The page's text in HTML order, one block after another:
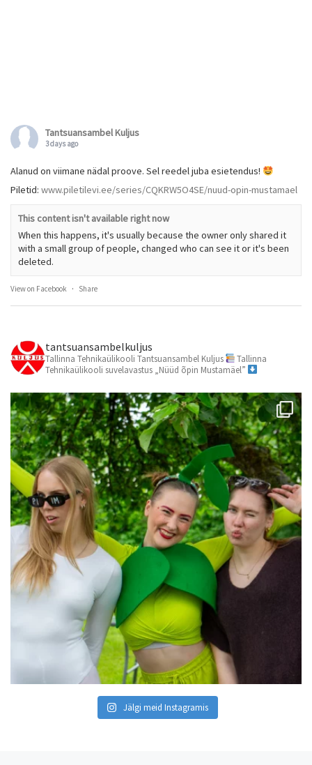
Tantsuansambel Kuljus
3 days ago
Alanud on viimane nädal proove. Sel reedel juba esietendus!
Piletid: www.piletilevi.ee/series/CQKRW5O4SE/nuud-opin-mustamael
This content isn't available right now
When this happens, it's usually because the owner only shared it
with a small group of people, changed who can see it or it's been
deleted.
View on Facebook · Share
tantsuansambelkuljus
Tallinna Tehnikaülikooli Tantsuansambel Kuljus
Tallinna
Tehnikaülikooli suvelavastus „Nüüd õpin Mustamäel”
Jälgi meid Instagramis